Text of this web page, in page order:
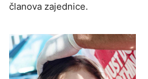
članova zajednice.